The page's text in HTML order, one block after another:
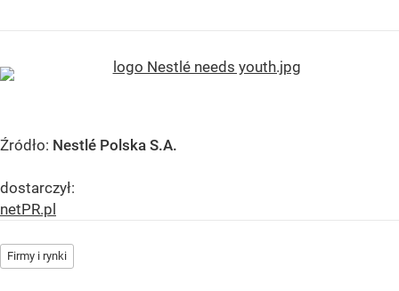
Źródło: Nestlé Polska S.A.
dostarczył:
netPR.pl
Firmy i rynki